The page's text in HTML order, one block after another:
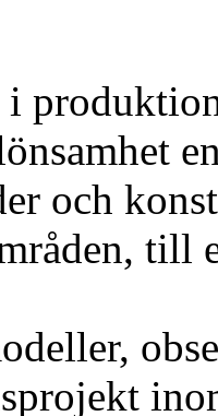
och
till